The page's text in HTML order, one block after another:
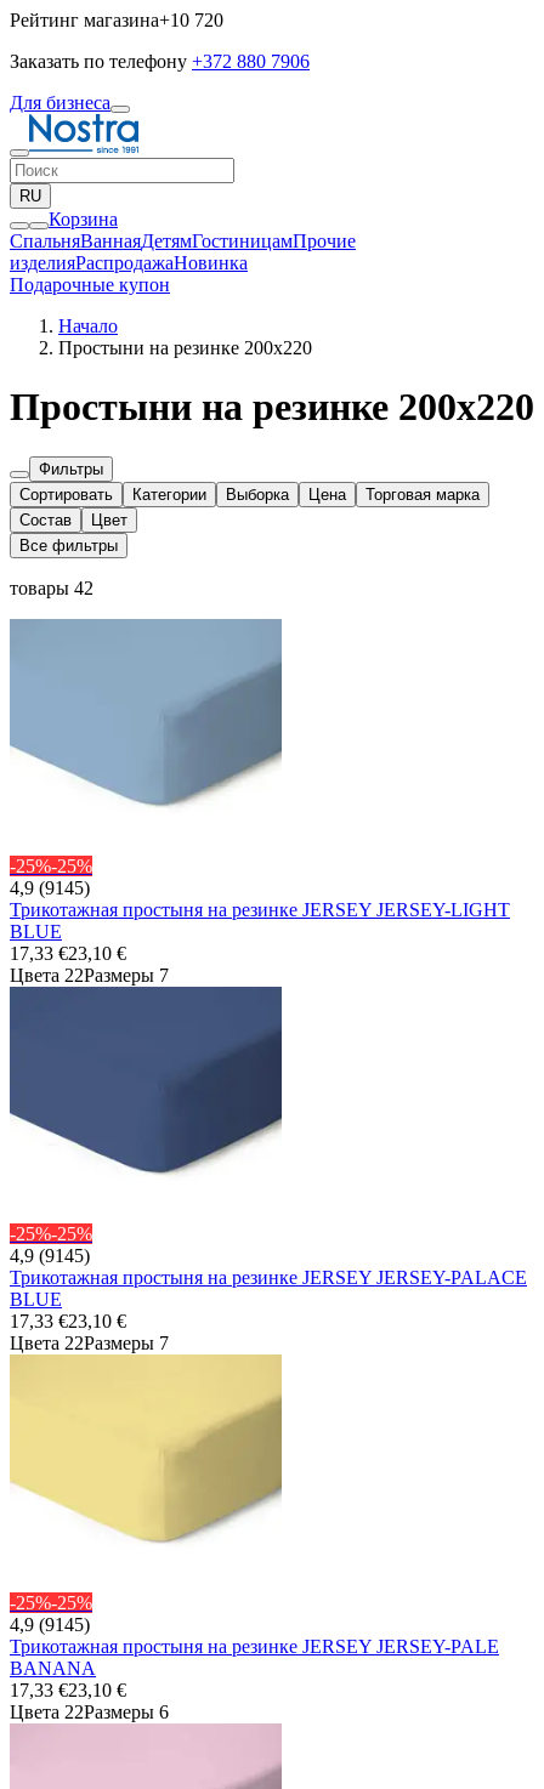
Рейтинг магазина+10 720
Заказать по телефону +372 880 7906
Для бизнеса
RU
Корзина
СпальняВаннаяДетямГостиницамПрочие
изделияPаспродажаНовинка
Подарочные купон
Начало
Простыни на резинке 200x220
Простыни на резинке 200x220
Фильтры
Сортировать
Категории Выборка Цена
Торговая марка
Состав
Цвет
Все фильтры
товары 42
-25%-25%
4,9 (9145)
Трикотажная простыня на резинке JERSEY JERSEY-LIGHT
BLUE
17,33 €23,10 €
Цвета 22Размеры 7
-25%-25%
4,9 (9145)
Трикотажная простыня на резинке JERSEY JERSEY-PALACE
BLUE
17,33 €23,10 €
Цвета 22Размеры 7
-25%-25%
4,9 (9145)
Трикотажная простыня на резинке JERSEY JERSEY-PALE
BANANA
17,33 €23,10 €
Цвета 22Размеры 6